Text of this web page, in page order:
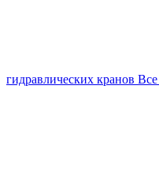
гидравлических кранов Все